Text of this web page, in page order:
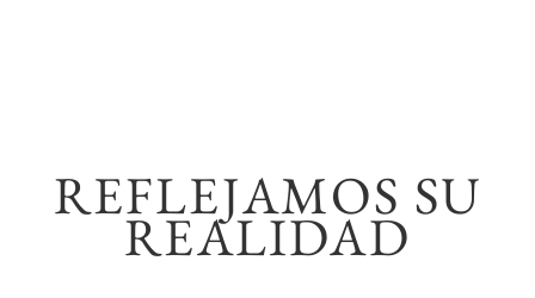
REFLEJAMOS SU
REALIDAD